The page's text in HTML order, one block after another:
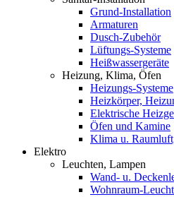
Grund-Installation
Armaturen
Dusch-Zubehör
Lüftungs-Systeme
Heißwassergeräte
Heizung, Klima, Öfen
Heizungs-Systeme
Heizkörper,
Elektrische
Öfen und Kamine
Klima u.
Elektro
Leuchten, Lampen
Wand- u.
Wohnraum-